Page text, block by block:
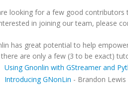
looking for a few good contributors
in joining our team, please
has great potential to help
are only a few (3 to be exact)
Using Gnonlin with GStreamer and
Introducing GNonLin - Brandon Lewis